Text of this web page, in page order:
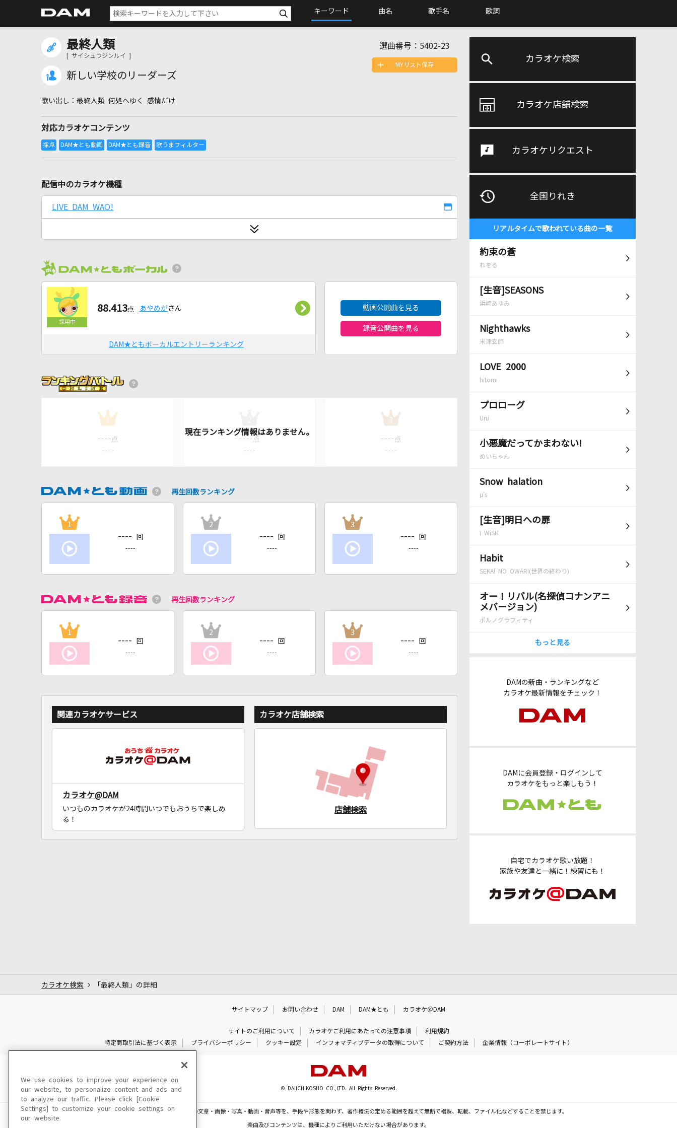
キーワード 曲名 歌手名 歌詞
カラオケ検索
カラオケ店舗検索
カラオケリクエスト
全国りれき
リアルタイムで歌われている曲の一覧
約束の蒼
れをる
[生音]SEASONS
浜崎あゆみ
Nighthawks
米津玄師
LOVE 2000
hitomi
プロローグ
Uru
小悪魔だってかまわない!
めいちゃん
Snow halation
μ's
[生音]明日への扉
I WiSH
Habit
SEKAI NO OWARI(世界の終わり)
オー！リバル(名探偵コナンアニ
メバージョン)
ポルノグラフィティ
もっと見る
DAMの新曲・ランキングなど
カラオケ最新情報をチェック！
DAMに会員登録・ログインして
カラオケをもっと楽しもう！
自宅でカラオケ歌い放題！
家族や友達と一緒に！練習にも！
最終人類
[ サイシュウジンルイ ]
新しい学校のリーダーズ
選曲番号： 5402-23
最終人類 何処へゆく 感情だけ
対応カラオケコンテンツ
MYリスト保存
配信中のカラオケ機種
LIVE DAM WAO!
88.413点 あやめがさん
DAM★ともボーカルエントリーランキング
動画公開曲を見る
録音公開曲を見る
1
---- 点
----
---- 点
----
3
---- 点
----
再生回数ランキング
1
---- 回
----
2
---- 回
----
3
---- 回
----
再生回数ランキング
1
---- 回
----
2
---- 回
----
3
---- 回
----
関連カラオケサービス
カラオケ@DAM
いつものカラオケが24時間いつでもおうちで楽しめ
る！
カラオケ店舗検索
店舗検索
カラオケ検索 「最終人類」の詳細
サイトマップ お問い合わせ DAM DAM★とも カラオケ＠DAM
サイトのご利用について カラオケご利用にあたっての注意事項
利用規約
特定商取引法に基づく表示
プライバシーポリシー クッキー設定 インフォマティブデータの取得について ご契約方法 企業情報（コーポレートサイト）
© DAIICHIKOSHO CO.,LTD. All Rights Reserved.
このサイトに掲載されている一切の文章・画像・写真・動画・音声等を、手段や形態を問わず、著作権法の定める範囲を超えて無断で複製、転載、ファイル化などすることを禁じます。
楽曲及びコンテンツは、機種によりご利用いただけない場合があります。
We use cookies to improve your experience on
our website, to personalize content and ads and
to analyze our traffic. Please click [Cookie
Settings] to customize your cookie settings on
our website.